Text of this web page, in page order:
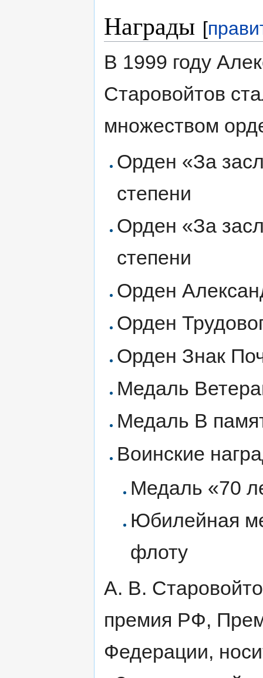
Награды [
В 1999 году
Старовойтов
множеством
Орден «За
степени
Орден «За
степени
Орден
Орден
Орден Знак
Медаль
Медаль В
Воинские
Медаль «70
Юбилейная
флоту
А. В.
премия РФ,
Федерации,